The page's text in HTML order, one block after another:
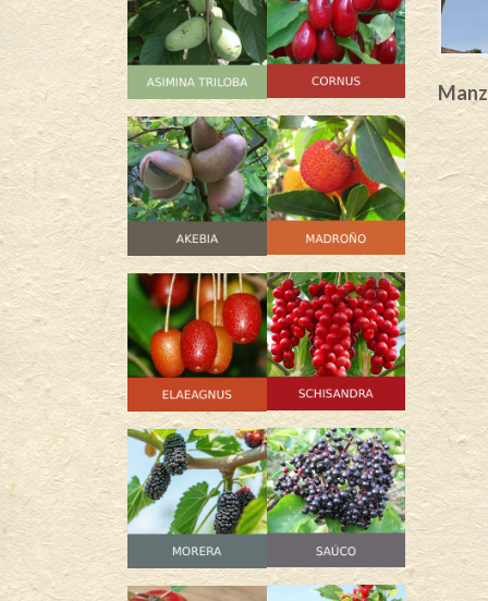
of
Manzano Redlove®
Kohlhaas® – Malus domestica
32,00€